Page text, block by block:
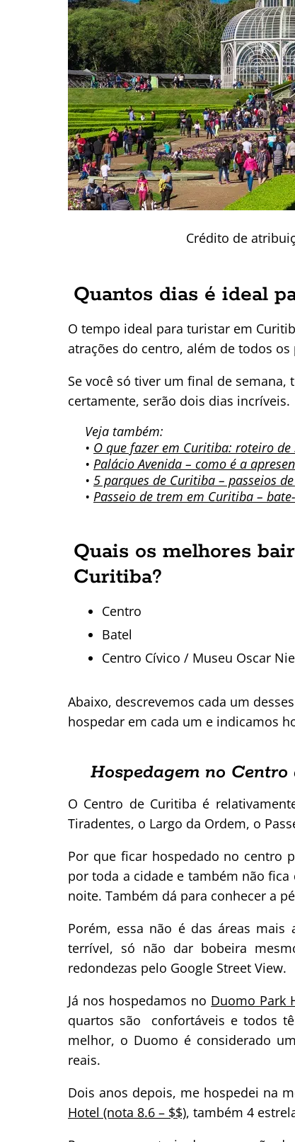
Crédito de
Quantos dias é ideal
O tempo ideal para turistar em
atrações do centro, além de todos
Se você só tiver um final de
certamente, serão dois dias incríveis.
Veja também:
• O que fazer em Curitiba: roteiro de
• Palácio Avenida – como é a
• 5 parques de Curitiba – passeios
• Passeio de trem em Curitiba –
Quais os melhores
Curitiba?
Centro
Batel
Centro Cívico / Museu Oscar
Abaixo, descrevemos cada um
hospedar em cada um e indicamos
Hospedagem no
O Centro de Curitiba é
Tiradentes, o Largo da Ordem, o
Por que ficar hospedado no centro
por toda a cidade e também não
noite. Também dá para conhecer a
Porém, essa não é das áreas mais
terrível, só não dar bobeira
redondezas pelo Google Street View.
Já nos hospedamos no Duomo Park
quartos são confortáveis e todos
melhor, o Duomo é considerado
reais.
Dois anos depois, me hospedei na
Hotel (nota 8.6 – $$), também 4